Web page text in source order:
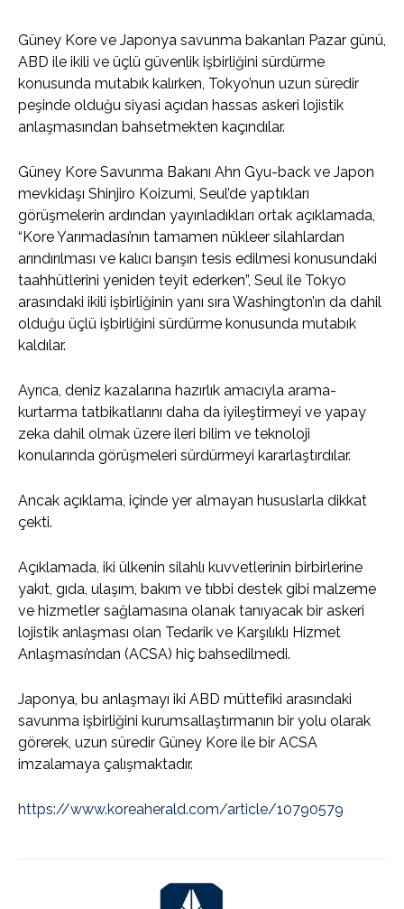
Güney Kore ve Japonya savunma bakanları Pazar günü,
ABD ile ikili ve üçlü güvenlik işbirliğini sürdürme
konusunda mutabık kalırken, Tokyo’nun uzun süredir
peşinde olduğu siyasi açıdan hassas askeri lojistik
anlaşmasından bahsetmekten kaçındılar.
Güney Kore Savunma Bakanı Ahn Gyu-back ve Japon
mevkidaşı Shinjiro Koizumi, Seul’de yaptıkları
görüşmelerin ardından yayınladıkları ortak açıklamada,
“Kore Yarımadası’nın tamamen nükleer silahlardan
arındırılması ve kalıcı barışın tesis edilmesi konusundaki
taahhütlerini yeniden teyit ederken”, Seul ile Tokyo
arasındaki ikili işbirliğinin yanı sıra Washington’ın da dahil
olduğu üçlü işbirliğini sürdürme konusunda mutabık
kaldılar.
Ayrıca, deniz kazalarına hazırlık amacıyla arama-
kurtarma tatbikatlarını daha da iyileştirmeyi ve yapay
zeka dahil olmak üzere ileri bilim ve teknoloji
konularında görüşmeleri sürdürmeyi kararlaştırdılar.
Ancak açıklama, içinde yer almayan hususlarla dikkat
çekti.
Açıklamada, iki ülkenin silahlı kuvvetlerinin birbirlerine
yakıt, gıda, ulaşım, bakım ve tıbbi destek gibi malzeme
ve hizmetler sağlamasına olanak tanıyacak bir askeri
lojistik anlaşması olan Tedarik ve Karşılıklı Hizmet
Anlaşması’ndan (ACSA) hiç bahsedilmedi.
Japonya, bu anlaşmayı iki ABD müttefiki arasındaki
savunma işbirliğini kurumsallaştırmanın bir yolu olarak
görerek, uzun süredir Güney Kore ile bir ACSA
imzalamaya çalışmaktadır.
https://www.koreaherald.com/article/10790579